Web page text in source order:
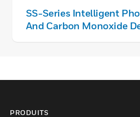
SS-Series Intelligent
And Carbon Monoxide
PRODUITS